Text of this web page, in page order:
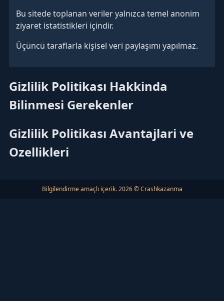
Bu sitede toplanan veriler yalnızca temel anonim
ziyaret istatistikleri içindir.
Üçüncü taraflarla kişisel veri paylaşımı yapılmaz.
Gizlilik Politikası Hakkinda
Bilinmesi Gerekenler
Gizlilik Politikası Avantajlari ve
Ozellikleri
Bilgilendirme amaçlı içerik. 2026 © Crashkazanma